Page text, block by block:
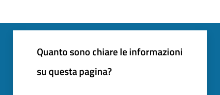
Quanto sono chiare le informazioni
su questa pagina?